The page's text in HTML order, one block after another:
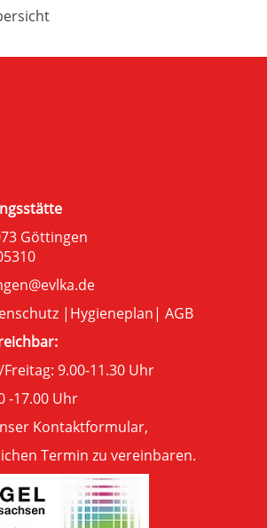
Göttingen
| Hygieneplan| AGB
9.00-11.30 Uhr
-17.00 Uhr
Kontaktformular,
Termin zu vereinbaren.